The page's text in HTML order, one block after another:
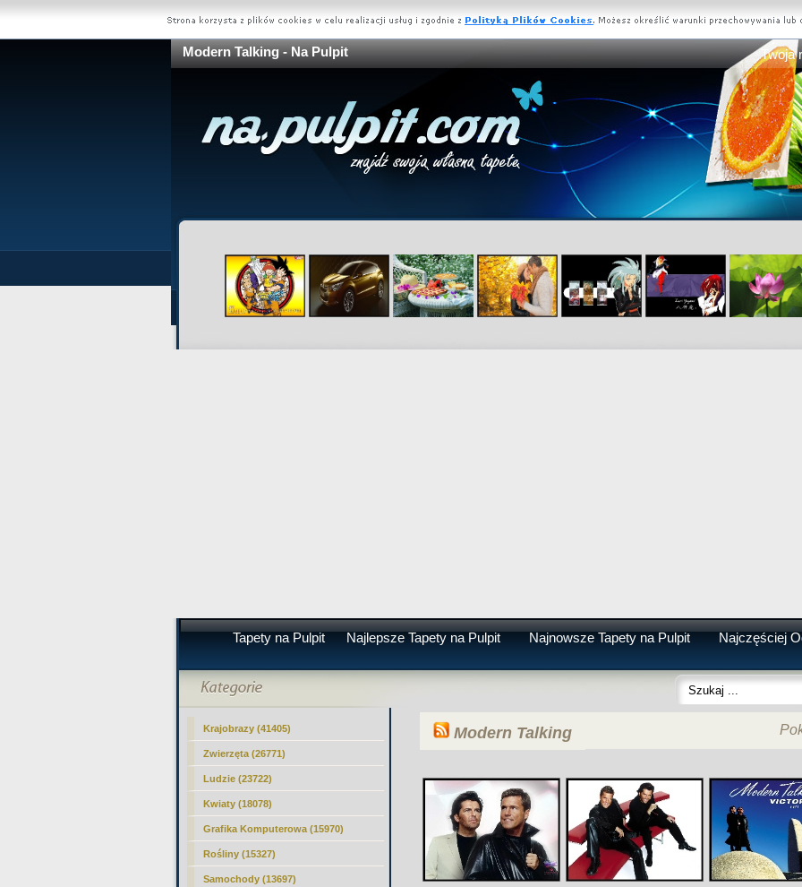
Modern Talking - Na Pulpit Twoja
Tapety na Pulpit Najlepsze Tapety na Pulpit Najnowsze Tapety na Pulpit Najczęściej
Krajobrazy (41405)
Zwierzęta (26771)
Ludzie (23722)
Kwiaty (18078)
Grafika Komputerowa (15970)
Rośliny (15327)
Samochody (13697)
Modern Talking